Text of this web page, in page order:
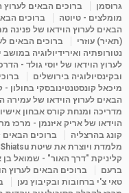
גרוסמן
ברוכים הבאים לערוץ
מומלצים - טיוטה
ברוכים
הבאים לערוץ הוידאו של פנינה
(תאיר) עוזרי
ברוכים הבאים
נטורופתיה ואירידיולוגיה
לערוץ הוידאו של יוסי גולד -
ובקינסיולוגיה בירושלים
מיכאל קונסטנטינובסקי בחולון -
הבאים לערוץ הוידאו של עמירה
מדריכה ומנחת קורס אבחון
הוידאו של אריק איזנמן - מרכז
קונג בהרצליה
ברוכים הבאים
מלמדת ויוצרת את שיטת Iro Shiatsu
קליניקת "דרך האור" - שמואל בן
ברעם
ברוכים הבאים לערוץ
טאי צ'י ברחובות ובקיבוץ נען